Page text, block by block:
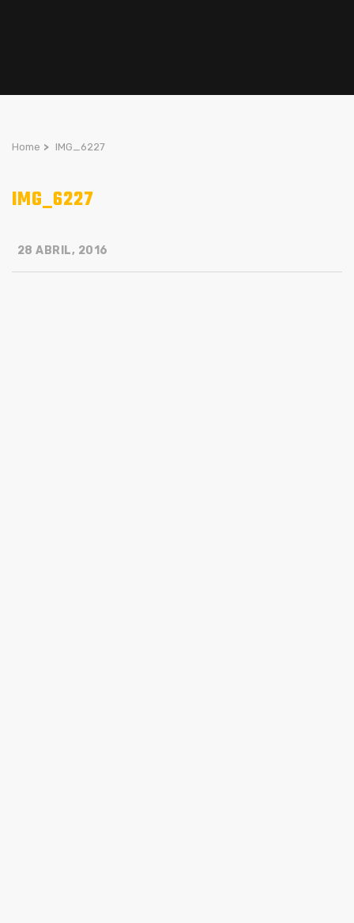
Home > IMG_6227
IMG_6227
28 ABRIL, 2016